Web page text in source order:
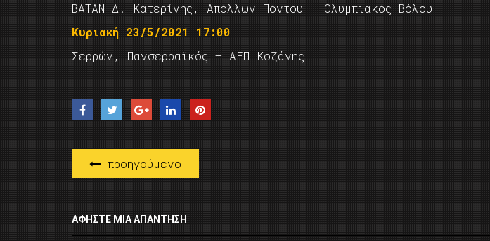
ΒΑΤΑΝ Δ. Κατερίνης, Απόλλων Πόντου – Ολυμπιακός Βόλου
Κυριακή 23/5/2021 17:00
Σερρών, Πανσερραϊκός – ΑΕΠ Κοζάνης
προηγούμενο
ΑΦΉΣΤΕ ΜΙΑ ΑΠΆΝΤΗΣΗ